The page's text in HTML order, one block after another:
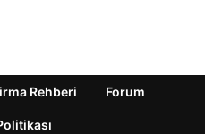
Rehberi Forum